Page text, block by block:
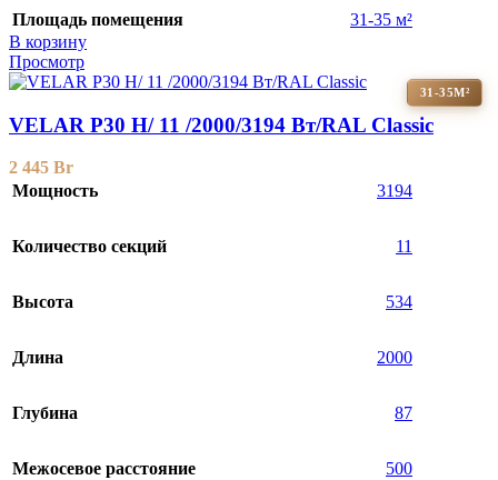
Площадь помещения
31-35 м²
В корзину
Просмотр
31-35М²
VELAR P30 H/ 11 /2000/3194 Вт/RAL Classic
2 445 Br
Мощность
3194
Количество секций 11
Высота 534
Длина 2000
Глубина 87
Межосевое расстояние 500